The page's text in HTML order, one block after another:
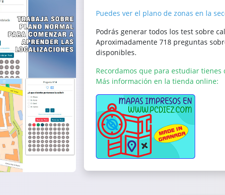
Puedes ver el plano de zonas en la
Podrás generar todos los test sobre
Aproximadamente 718 preguntas
disponibles.
Recordamos que para estudiar
Más información en la tienda online: